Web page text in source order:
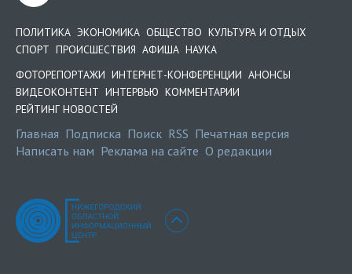
ПОЛИТИКА ЭКОНОМИКА ОБЩЕСТВО КУЛЬТУРА И ОТДЫХ
СПОРТ ПРОИСШЕСТВИЯ АФИША НАУКА
ФОТОРЕПОРТАЖИ ИНТЕРНЕТ-КОНФЕРЕНЦИИ АНОНСЫ
ВИДЕОКОНТЕНТ ИНТЕРВЬЮ КОММЕНТАРИИ
РЕЙТИНГ НОВОСТЕЙ
Главная Подписка Поиск RSS Печатная версия
Написать нам Реклама на сайте О редакции